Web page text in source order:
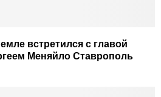
встретился с главой
Меняйло Ставрополь